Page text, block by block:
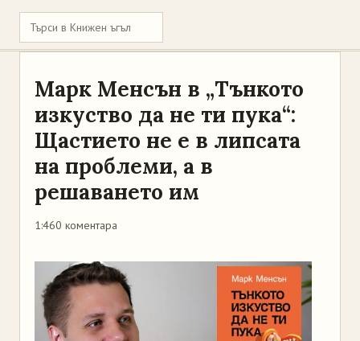
Марк Менсън в „Тънкото
изкуство да не ти пука“:
Щастието не е в липсата
на проблеми, а в
решаването им
1:460 коментара